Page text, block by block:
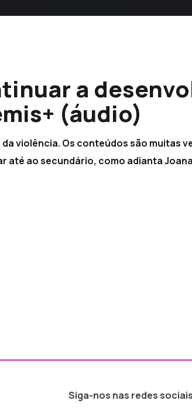
a
(áudio)
violência. Os conteúdos são muitas
até ao secundário, como adianta
Siga-nos nas redes sociais